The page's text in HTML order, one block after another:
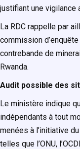
justifiant une vigilance
La RDC rappelle par
commission
contrebande de
Rwanda.
Audit possible des
Le ministère indique
indépendants à tout
menées à l’initiative
telles que l’ONU,